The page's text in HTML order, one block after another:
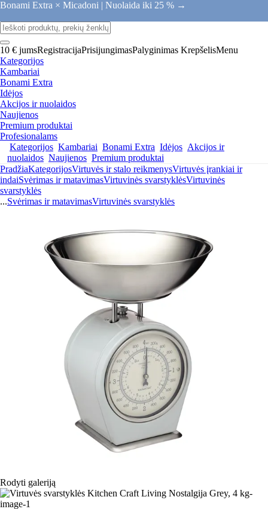
Bonami Extra × Micadoni | Nuolaida iki 25 % →
10 € jumsRegistracijaPrisijungimasPalyginimas KrepšelisMenu
Kategorijos
Kambariai
Bonami Extra
Idėjos
Akcijos ir nuolaidos
Naujienos
Premium produktai
Profesionalams
Kategorijos Kambariai Bonami Extra Idėjos Akcijos ir
nuolaidos Naujienos Premium produktai
PradžiaKategorijosVirtuvės ir stalo reikmenysVirtuvės įrankiai ir
indaiSvėrimas ir matavimasVirtuvinės svarstyklėsVirtuvinės
svarstyklės
...Svėrimas ir matavimasVirtuvinės svarstyklės
Rodyti galeriją